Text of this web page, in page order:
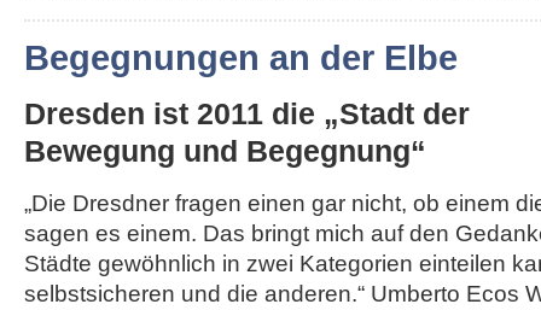
Begegnungen an der Elbe
Dresden ist 2011 die „Stadt der
Bewegung und Begegnung“
„Die Dresdner fragen einen gar nicht, ob einem
sagen es einem. Das bringt mich auf den
Städte gewöhnlich in zwei Kategorien einteilen
selbstsicheren und die anderen.“ Umberto Ecos